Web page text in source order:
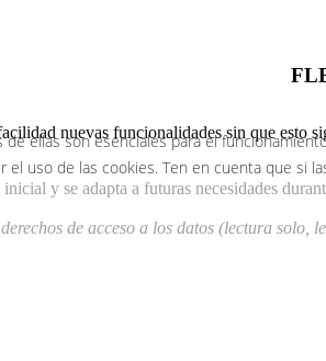
nuevas funcionalidades sin que esto
y se adapta a futuras necesidades
de acceso a los datos (lectura solo,
ellas son esenciales para el
uso de las cookies. Ten en cuenta que si